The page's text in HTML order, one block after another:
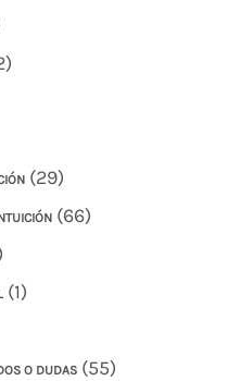
(29)
(66)
(1)
O DUDAS (55)